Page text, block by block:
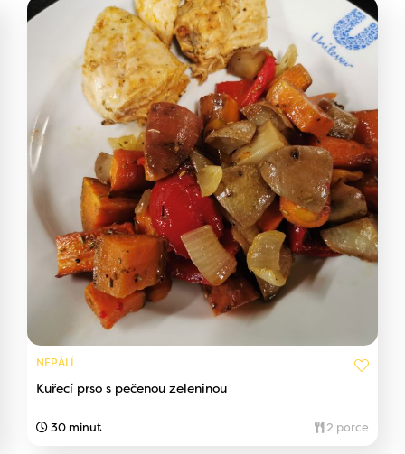
NEPÁLÍ
Kuřecí prso s pečenou zeleninou
30 minut 2 porce